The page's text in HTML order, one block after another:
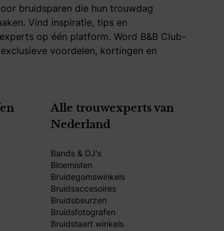
bruidsparen die hun trouwdag
Vind inspiratie, tips en
op één platform. Word B&B Club-
voordelen, kortingen en
Alle trouwexperts van
Nederland
Bands & DJ's
Bloemisten
Bruidegomswinkels
Bruidsaccesoires
Bruidsbeurzen
Bruidsfotografen
Bruidstaart winkels